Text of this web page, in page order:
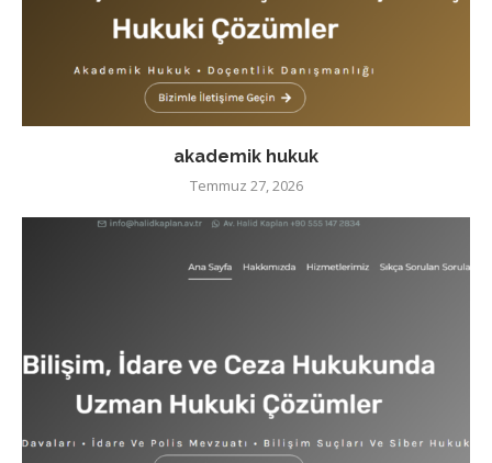
akademik hukuk
Temmuz 27, 2026